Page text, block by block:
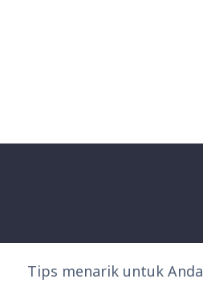
Tips menarik untuk Anda